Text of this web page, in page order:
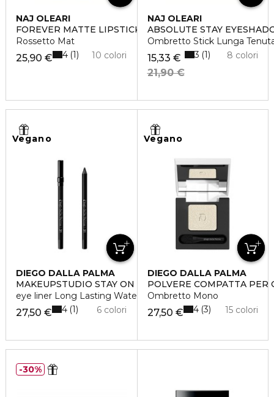
NAJ OLEARI
FOREVER MATTE LIPSTICK
Rossetto Mat
25,90 € 10 colori
4 1
NAJ OLEARI
ABSOLUTE STAY
Ombretto Stick Lunga
15,33 €
21,90 €
8 colori
3 1
Vegano
DIEGO DALLA PALMA
MAKEUPSTUDIO STAY ON ME
eye liner Long Lasting Water resistant
27,50 € 6 colori
4 1
Vegano
DIEGO DALLA PALMA
POLVERE COMPATTA PER
Ombretto Mono
27,50 € 15 colori
4 3
30%